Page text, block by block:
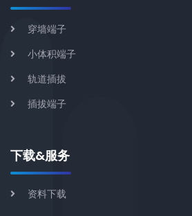
穿墙端子
小体积端子
轨道插拔
插拔端子
下载&服务
资料下载